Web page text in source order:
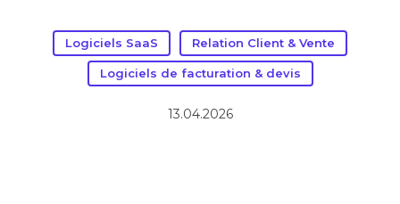
Logiciels SaaS Relation Client & Vente
Logiciels de facturation & devis
13.04.2026